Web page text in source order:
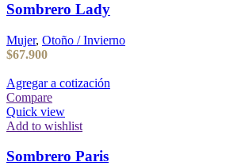
Sombrero Lady
Mujer, Otoño / Invierno
$67.900
Agregar a cotización
Compare
Quick view
Add to wishlist
Sombrero Paris